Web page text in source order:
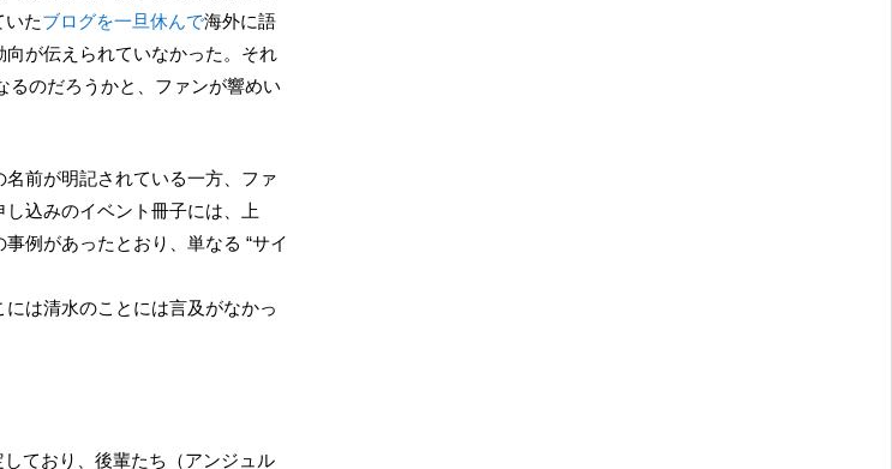
いたブログを一旦休んで海外に語
が伝えられていなかった。それ
るのだろうかと、ファンが響めい
込みのイベント冊子には、上
例があったとおり、単なる “サイ
は清水のことには言及がなかっ